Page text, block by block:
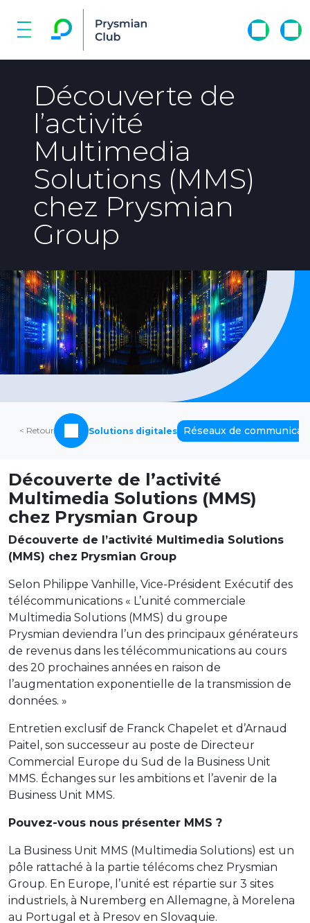
Découverte de
l’activité
Multimedia
Solutions (MMS)
chez Prysmian
Group
< Retour Solutions digitales Réseaux de
Découverte de l’activité
Multimedia Solutions (MMS)
chez Prysmian Group
Découverte de l’activité Multimedia Solutions
(MMS) chez Prysmian Group
Selon Philippe Vanhille, Vice-Président Exécutif des
télécommunications « L’unité commerciale
Multimedia Solutions (MMS) du groupe
Prysmian deviendra l’un des principaux générateurs
de revenus dans les télécommunications au cours
des 20 prochaines années en raison de
l’augmentation exponentielle de la transmission de
données. »
Entretien exclusif de Franck Chapelet et d’Arnaud
Paitel, son successeur au poste de Directeur
Commercial Europe du Sud de la Business Unit
MMS. Échanges sur les ambitions et l’avenir de la
Business Unit MMS.
Pouvez-vous nous présenter MMS ?
La Business Unit MMS (Multimedia Solutions) est un
pôle rattaché à la partie télécoms chez Prysmian
Group. En Europe, l’unité est répartie sur 3 sites
industriels, à Nuremberg en Allemagne, à Morelena
au Portugal et à Presov en Slovaquie.